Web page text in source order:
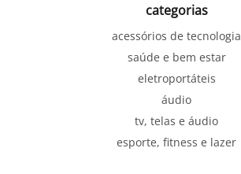
categorias
acessórios de tecnologia
saúde e bem estar
eletroportáteis
áudio
tv, telas e áudio
esporte, fitness e lazer